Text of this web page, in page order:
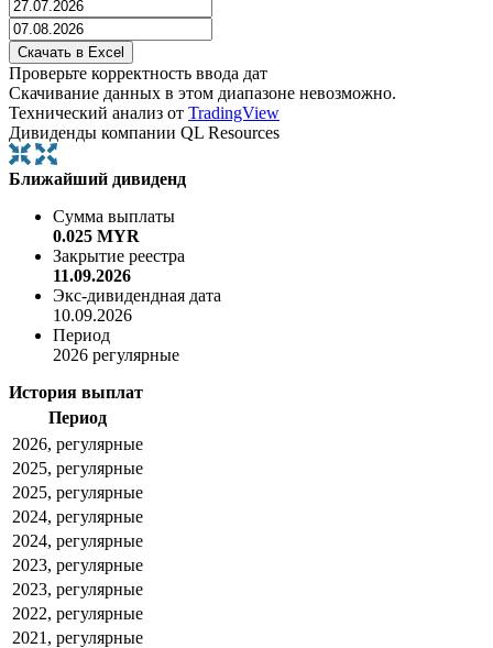
Проверьте корректность ввода дат
Скачивание данных в этом диапазоне невозможно.
Технический анализ от TradingView
Дивиденды компании QL Resources
Ближайший дивиденд
Сумма выплаты
0.025 MYR
Закрытие реестра
11.09.2026
Экс-дивидендная дата
10.09.2026
Период
2026 регулярные
История выплат
Период
2026, регулярные
2025, регулярные
2025, регулярные
2024, регулярные
2024, регулярные
2023, регулярные
2023, регулярные
2022, регулярные
2021, регулярные